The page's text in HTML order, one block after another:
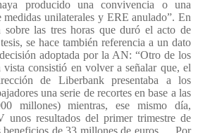
producido una convivencia o una
medidas unilaterales y ERE anulado”. En
sobre las tres horas que duró el acto de
se hace también referencia a un dato
adoptada por la AN: “Otro de los
vista consistió en volver a señalar que, el
de Liberbank presentaba a los
una serie de recortes en base a las
millones) mientras, ese mismo día,
unos resultados del primer trimestre de
beneficios de 33 millones de euros…. Por